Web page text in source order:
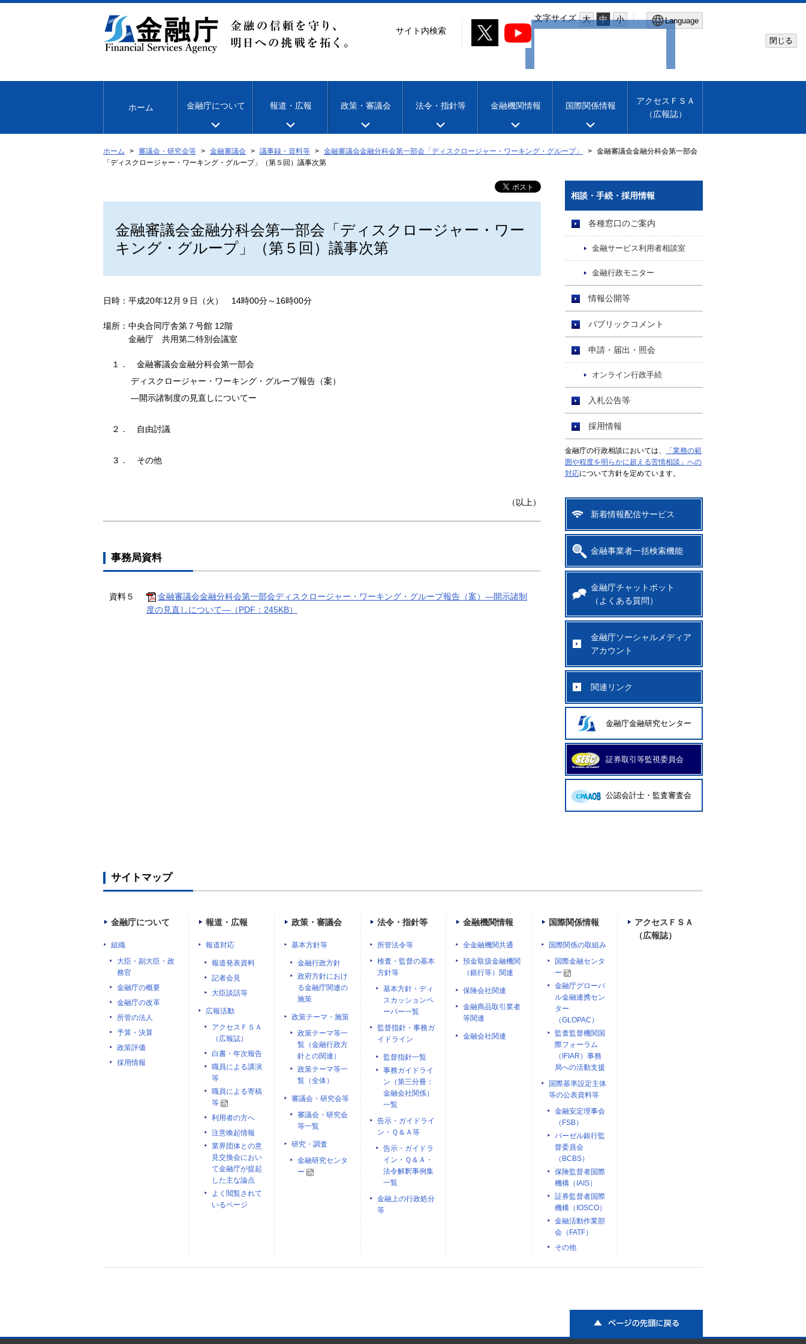
文
移
文字サイズ 大 中 小 Language
Machine translation
閉じる
サイト内検索
ホーム 金融庁について 報道・広報 政策・審議会 法令・指針等 金融機関情報 国際関係情報
アクセスＦＳＡ
（広報誌）
ホーム 審議会・研究会等 金融審議会 議事録・資料等 金融審議会金融分科会第一部会「ディスクロージャー・ワーキング・グループ」
金融審議会金融分科会第一部会
「ディスクロージャー・ワーキング・グループ」（第５回）議事次第
金融審議会金融分科会第一部会「ディスクロージャー・ワー
キング・グループ」（第５回）議事次第
日時：平成20年12月９日（火） 14時00分～16時00分
場所：中央合同庁舎第７号館 12階
金融庁 共用第二特別会議室
１．
金融審議会金融分科会第一部会
ディスクロージャー・ワーキング・グループ報告（案）
―開示諸制度の見直しについてー
２． 自由討議
３． その他
（以上）
事務局資料
資料５
金融審議会金融分科会第一部会ディスクロージャー・ワーキング・グループ報告（案）―開示諸制
度の見直しについて―（PDF：245KB）
相談・手続・採用情報
各種窓口のご案内
金融サービス利用者相談室
金融行政モニター
情報公開等
パブリックコメント
申請・届出・照会
オンライン行政手続
入札公告等
採用情報
金融庁の行政相談においては、
「業務の範
囲や程度を明らかに超える苦情相談」への
対応について方針を定めています。
新着情報配信サービス
金融事業者一括検索機能
金融庁チャットボット
（よくある質問）
金融庁ソーシャルメディア
アカウント
関連リンク
金融庁金融研究センター
証券取引等監視委員会
公認会計士・監査審査会
サイトマップ
金融庁について
組織
大臣・副大臣・政
務官
金融庁の概要
金融庁の改革
所管の法人
予算・決算
政策評価
採用情報
報道・広報
報道対応
報道発表資料
記者会見
大臣談話等
広報活動
アクセスＦＳＡ
（広報誌）
白書・年次報告
職員による講演
等
職員による寄稿
等
利用者の方へ
注意喚起情報
業界団体との意
見交換会におい
て金融庁が提起
した主な論点
よく閲覧されて
いるページ
政策・審議会
基本方針等
金融行政方針
政府方針におけ
る金融庁関連の
施策
政策テーマ・施策
政策テーマ等一
覧（金融行政方
針との関連）
政策テーマ等一
覧（全体）
審議会・研究会等
審議会・研究会
等一覧
研究・調査
金融研究センタ
ー
法令・指針等
所管法令等
検査・監督の基本
方針等
基本方針・ディ
スカッションペ
ーパー一覧
監督指針・事務ガ
イドライン
監督指針一覧
事務ガイドライ
ン（第三分冊：
金融会社関係）
一覧
告示・ガイドライ
ン・Ｑ＆Ａ等
告示・ガイドラ
イン・Ｑ＆Ａ・
法令解釈事例集
一覧
金融上の行政処分
等
金融機関情報
全金融機関共通
預金取扱金融機関
（銀行等）関連
保険会社関連
金融商品取引業者
等関連
金融会社関連
国際関係情報
国際関係の取組み
国際金融センタ
ー
金融庁グローバ
ル金融連携セン
ター
（GLOPAC）
監査監督機関国
際フォーラム
（IFIAR）事務
局への活動支援
国際基準設定主体
等の公表資料等
金融安定理事会
（FSB）
バーゼル銀行監
督委員会
（BCBS）
保険監督者国際
機構（IAIS）
証券監督者国際
機構（IOSCO）
金融活動作業部
会（FATF）
その他
アクセスＦＳＡ
（広報誌）